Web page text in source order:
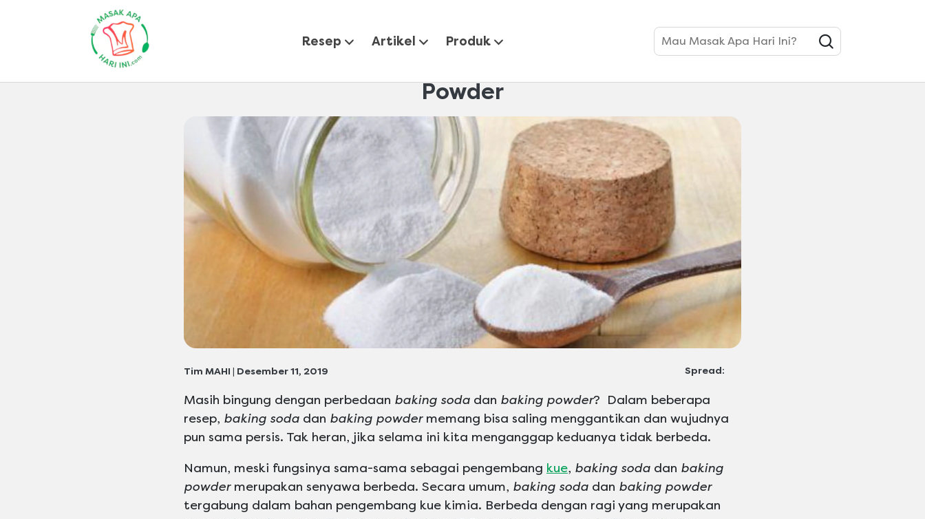
Resep Artikel Produk Mau Masak Apa Hari Ini?
Beranda
Powder
Tim MAHI | Desember 11, 2019 Spread:
Masih bingung dengan perbedaan baking soda dan baking powder? Dalam beberapa
resep, baking soda dan baking powdermemang bisa saling menggantikan dan wujudnya
pun sama persis. Tak heran, jika selama ini kita menganggap keduanya tidak berbeda.
Namun, meski fungsinya sama-sama sebagai pengembang kue, baking soda dan baking
powdermerupakan senyawa berbeda. Secara umum, baking soda dan baking powder
tergabung dalam bahan pengembang kue kimia. Berbeda dengan ragi yang merupakan